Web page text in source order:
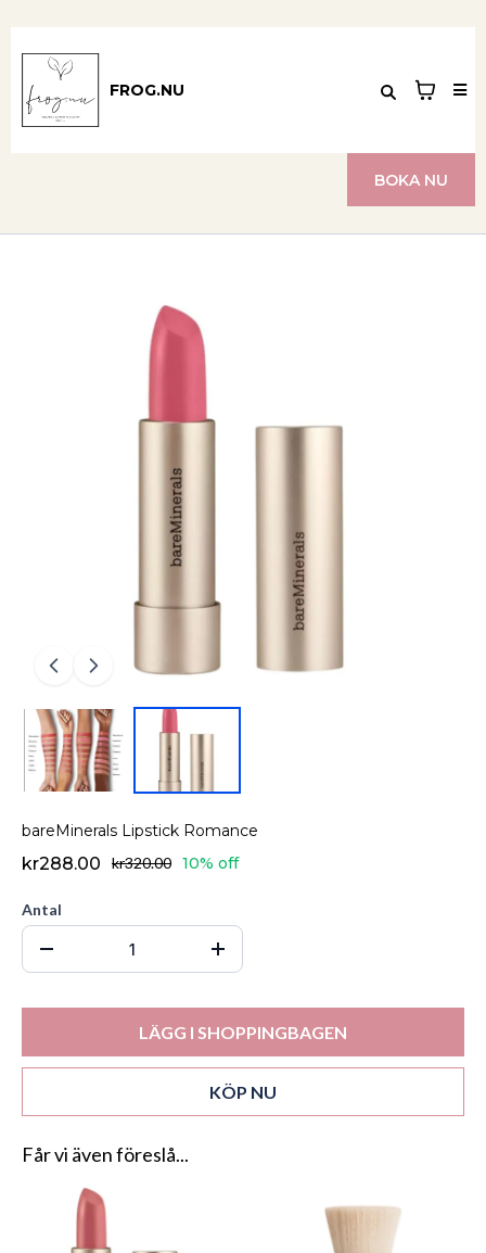
FROG.NU
BOKA NU
bareMinerals Lipstick Romance
kr288.00 kr320.00 10% off
Antal
LÄGG I SHOPPINGBAGEN
KÖP NU
Får vi även föreslå...